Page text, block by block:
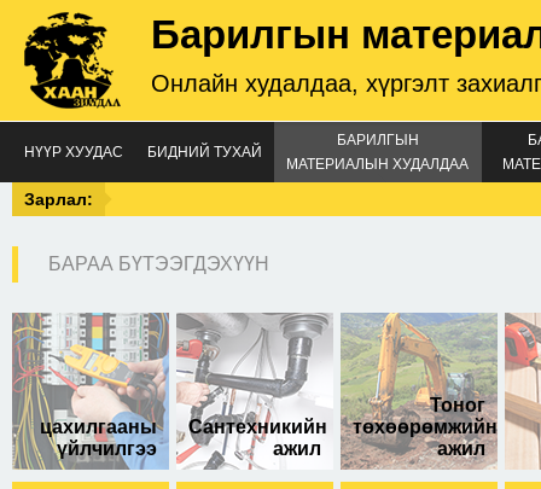
Барилгын
Онлайн худалдаа, хүргэлт
НҮҮР ХУУДАС БИДНИЙ ТУХАЙ
БАРИЛГЫН
МАТЕРИАЛЫН ХУДАЛДАА
Зарлал:
БАРАА БҮТЭЭГДЭХҮҮН
цахилгааны
үйлчилгээ
Сантехникийн
ажил
Тоног
төхөөрөмжийн
ажил
том 26см-н өргөнтэй